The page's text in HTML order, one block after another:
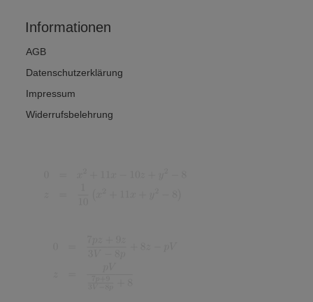
Informationen
AGB
Datenschutzerklärung
Impressum
Widerrufsbelehrung